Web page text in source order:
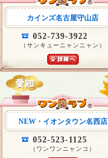
カインズ名古屋守山店
052-739-3922
（サンキューニャンニャン）
NEW・イオンタウン名西店
052-523-1125
（ワンワンニャンコ）